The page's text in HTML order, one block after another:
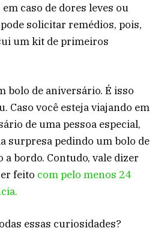
caso de dores leves ou
solicitar remédios, pois,
um kit de primeiros
bolo de aniversário. É isso
Caso você esteja viajando em
de uma pessoa especial,
surpresa pedindo um bolo de
bordo. Contudo, vale dizer
feito com pelo menos 24
essas curiosidades?